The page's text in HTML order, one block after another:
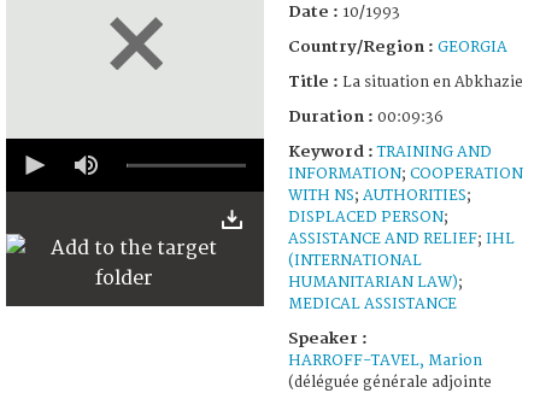
seconds
36
Date : 10/1993
Country/Region : GEORGIA
Title : La situation en Abkhazie
Duration : 00:09:36
Keyword :TRAINING AND
INFORMATION; COOPERATION
WITH NS; AUTHORITIES;
DISPLACED PERSON;
ASSISTANCE AND RELIEF; IHL
(INTERNATIONAL
HUMANITARIAN LAW);
MEDICAL ASSISTANCE
Speaker :
HARROFF-TAVEL, Marion
(déléguée générale adjointe